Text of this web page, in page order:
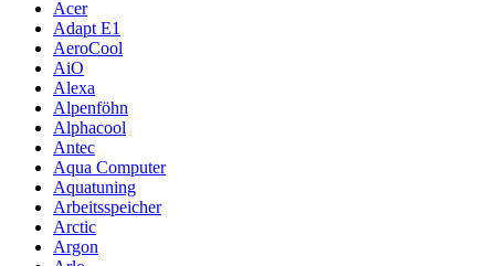
Acer
Adapt E1
AeroCool
AiO
Alexa
Alpenföhn
Alphacool
Antec
Aqua Computer
Aquatuning
Arbeitsspeicher
Arctic
Argon